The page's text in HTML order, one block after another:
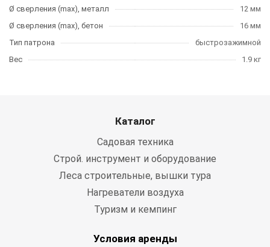
Ø сверления (max), металл
12 мм
Ø сверления (max), бетон
16 мм
Тип патрона
быстрозажимной
Вес
1.9 кг
Каталог
Садовая техника
Строй. инструмент и оборудование
Леса строительные, вышки тура
Нагреватели воздуха
Туризм и кемпинг
Условия аренды